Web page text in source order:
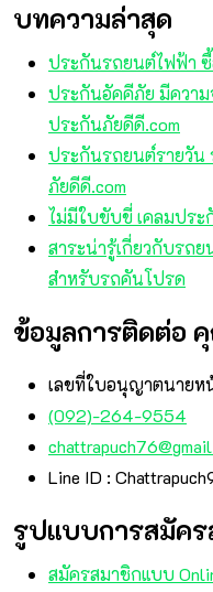
บทความล่าสุด
ประกันรถยนต์ไฟฟ้า ซื้
ประกันอัคคีภัย มีความ
ประกันภัยดีดี.com
ประกันรถยนต์รายวัน
ภัยดีดี.com
ไม่มีใบขับขี่ เคลมประ
สาระน่ารู้เกี่ยวกับรถ
สำหรับรถคันโปรด
ข้อมูลการติดต่อ
เลขที่ใบอนุญาตนายห
(092)-264-9554
Line ID :
รูปแบบการสมัค
สมัครสมาชิกแบบ